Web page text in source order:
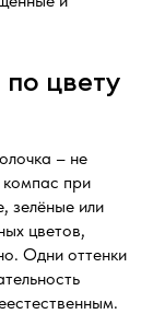
цвету
– не
при
зелёные или
цветов,
Одни оттенки